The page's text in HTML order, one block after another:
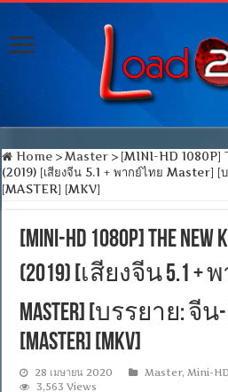
Home > Master > [MINI-HD
(2019) [เสียงจีน 5.1 + พากย์ไทย Master]
[MASTER] [MKV]
[MINI-HD 1080P] The New
(2019) [เสียงจีน 5.1 +
Master] [บรรยาย: จีน
[MASTER] [MKV]
28 เมษายน 2020 Master,Mini-HD
3,563 Views